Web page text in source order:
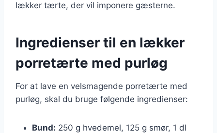
lækker tærte, der vil imponere gæsterne.
Ingredienser til en lækker
porretærte med purløg
For at lave en velsmagende porretærte med
purløg, skal du bruge følgende ingredienser:
Bund: 250 g hvedemel, 125 g smør, 1 dl